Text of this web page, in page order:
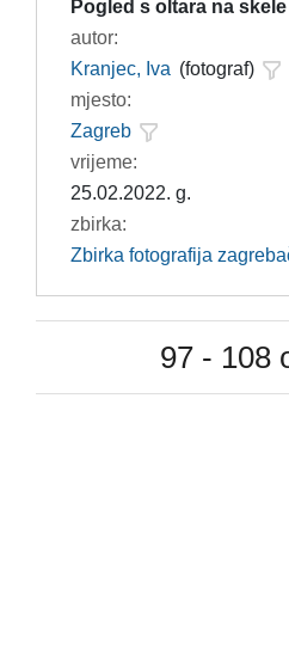
Pogled s oltara na
autor:
Kranjec, Iva (fotograf)
mjesto:
Zagreb
vrijeme:
25.02.2022. g.
zbirka:
Zbirka fotografija
97 - 108